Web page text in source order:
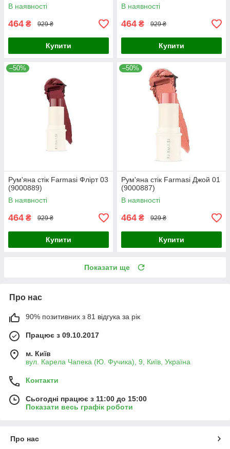
В наявності
464 ₴ 929 ₴
Купити
В наявності
464 ₴ 929 ₴
Купити
–50%
Рум'яна стік Farmasi Флірт 03
(9000889)
В наявності
464 ₴ 929 ₴
Купити
–50%
Рум'яна стік Farmasi Джой 01
(9000887)
В наявності
464 ₴ 929 ₴
Купити
Показати ще
Про нас
90% позитивних з 81 відгука за рік
Працює з 09.10.2017
м. Київ
вул. Карела Чапека (Ю. Фучика), 9, Київ, Україна
Контакти
Сьогодні працює з 11:00 до 15:00
Показати весь графік роботи
Про нас